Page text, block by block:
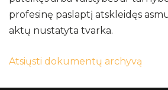
profesinę paslaptį atskleidęs
aktų nustatyta tvarka.
Atsiųsti dokumentų archyvą